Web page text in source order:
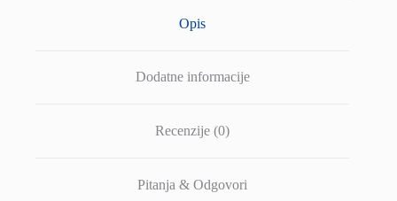
Opis
Dodatne informacije
Recenzije (0)
Pitanja & Odgovori